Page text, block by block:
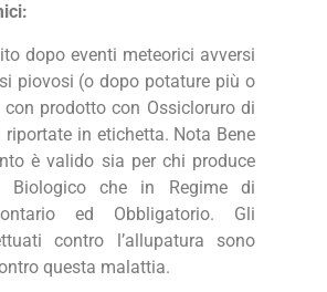
dopo eventi meteorici avversi
piovosi (o dopo potature più o
prodotto con Ossicloruro di
riportate in etichetta. Nota Bene
è valido sia per chi produce
Biologico che in Regime di
ed Obbligatorio. Gli
contro l’allupatura sono
questa malattia.